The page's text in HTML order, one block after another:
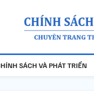
SÁCH VÀ PHÁT TRIỂN